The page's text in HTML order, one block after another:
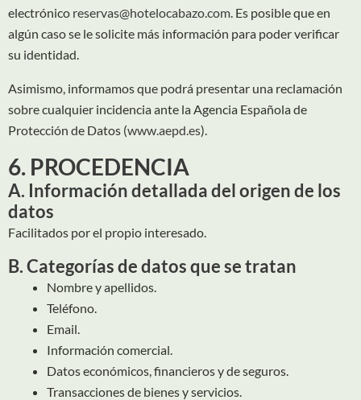
electrónico reservas@hotelocabazo.com. Es posible que en
algún caso se le solicite más información para poder verificar
su identidad.
Asimismo, informamos que podrá presentar una reclamación
sobre cualquier incidencia ante la Agencia Española de
Protección de Datos (www.aepd.es).
6. PROCEDENCIA
A. Información detallada del origen de los
datos
Facilitados por el propio interesado.
B. Categorías de datos que se tratan
Nombre y apellidos.
Teléfono.
Email.
Información comercial.
Datos económicos, financieros y de seguros.
Transacciones de bienes y servicios.